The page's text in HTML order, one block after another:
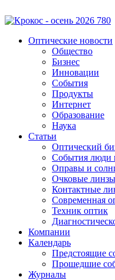
Оптические новости
Общество
Бизнес
Инновации
События
Продукты
Интернет
Образование
Наука
Статьи
Оптический
События люди
Оправы и
Очковые
Контактные
Современная
Техник оптик
Компании
Календарь
Предстоящие
Прошедшие
Журналы